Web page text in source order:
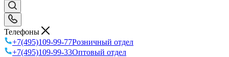
Телефоны
+7(495)109-99-77Розничный отдел
+7(495)109-99-33Оптовый отдел